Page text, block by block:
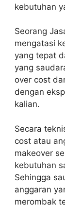
kebutuhan
Seorang
mengatasi
yang tepat
yang
over cost
dengan
kalian.
Secara
cost atau
makeover
kebutuhan
Sehingga
anggaran
merombak